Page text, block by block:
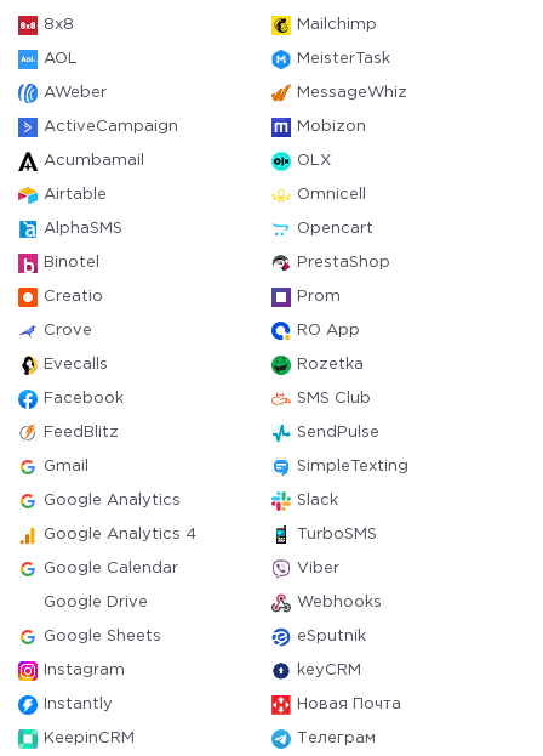
8x8 Mailchimp
AOL MeisterTask
AWeber MessageWhiz
ActiveCampaign Mobizon
Acumbamail OLX
Airtable Omnicell
AlphaSMS Opencart
Binotel PrestaShop
Creatio Prom
Crove RO App
Evecalls Rozetka
Facebook SMS Club
FeedBlitz SendPulse
Gmail SimpleTexting
Google Analytics Slack
Google Analytics 4 TurboSMS
Google Calendar Viber
Google Drive Webhooks
Google Sheets eSputnik
Instagram keyCRM
Instantly Новая Почта
KeepinCRM Телеграм